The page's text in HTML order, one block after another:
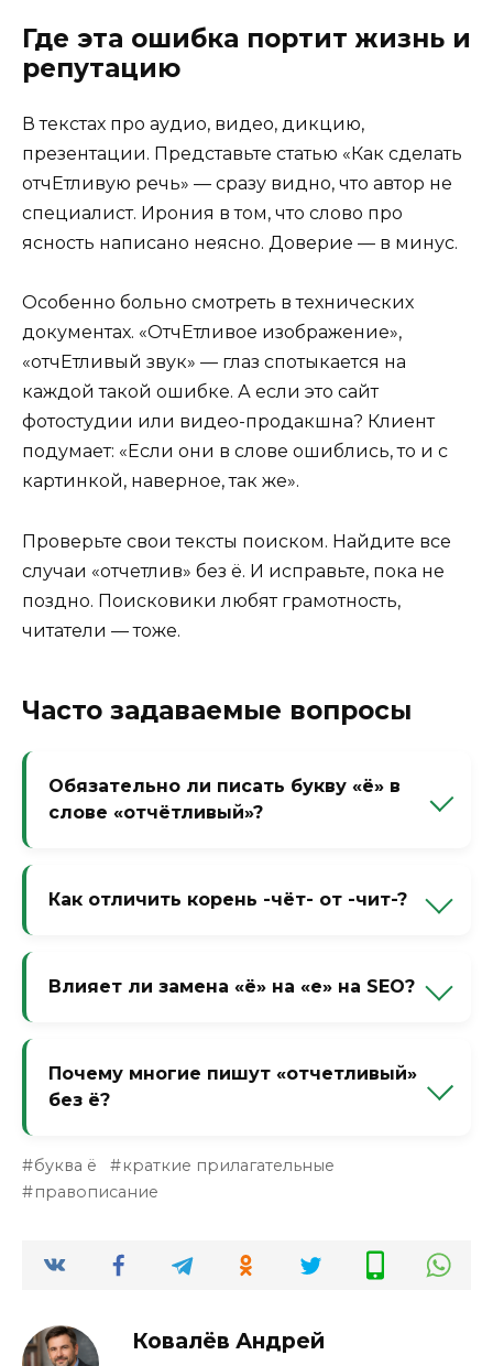
Где эта ошибка портит жизнь и
репутацию
В текстах про аудио, видео, дикцию,
презентации. Представьте статью «Как сделать
отчЕтливую речь» — сразу видно, что автор не
специалист. Ирония в том, что слово про
ясность написано неясно. Доверие — в минус.
Особенно больно смотреть в технических
документах. «ОтчЕтливое изображение»,
«отчЕтливый звук» — глаз спотыкается на
каждой такой ошибке. А если это сайт
фотостудии или видео-продакшна? Клиент
подумает: «Если они в слове ошиблись, то и с
картинкой, наверное, так же».
Проверьте свои тексты поиском. Найдите все
случаи «отчетлив» без ё. И исправьте, пока не
поздно. Поисковики любят грамотность,
читатели — тоже.
Часто задаваемые вопросы
Обязательно ли писать букву «ё» в
слове «отчётливый»?
«ё» часто заменяют на «е», но это считается
Как отличить корень -чёт- от -чит-?
вычитать). В слове «отчётливый» ударение
Влияет ли замена «ё» на «е» на SEO?
Ошибки в ударных гласных снижают
доверие и поведенческие факторы.
Почему многие пишут «отчетливый»
без ё?
печатных текстах — это якобы ускоряет
набор. Но это привычка из эпохи
буква ё
краткие прилагательные
правописание
Ковалёв Андрей